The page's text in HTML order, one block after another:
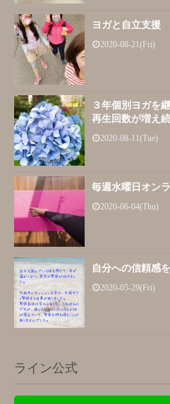
ヨガと自立支援
2020-08-21(Fri)
３年個別ヨガを
再生回数が増え
2020-08-11(Tue)
毎週水曜日オン
2020-06-04(Thu)
自分への信頼感
2020-05-29(Fri)
ライン公式